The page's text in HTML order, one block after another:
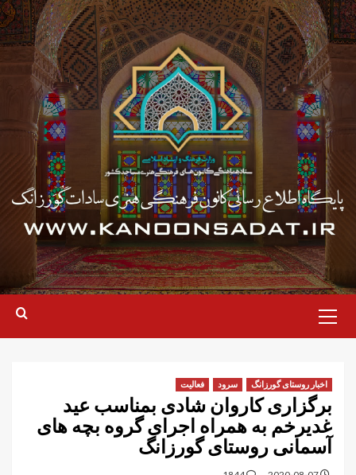
اخبار روستای گورزانگ سرود فعالیت
برگزاری کاروان شادی بمناسب عید
غدیرخم به همراه اجرای گروه بچه های
آسمانی روستای گورزانگ